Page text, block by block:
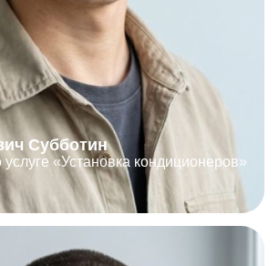
Субботин
«Установка кондиционеров»